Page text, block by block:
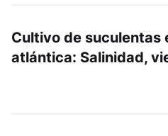
Cultivo de suculentas
atlántica: Salinidad,